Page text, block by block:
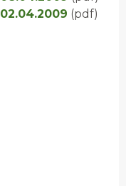
02.04.2009 (pdf)